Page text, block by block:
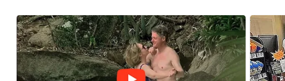
Zubereitung
Joghurt, Kompottfrüchte, Eigelb und Zucker möglichst elektrisch mixen,
Kaltschale gleich servieren.